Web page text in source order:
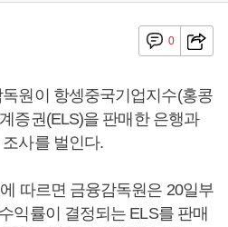
0
원이 항셍중국기업지수(홍콩
증권(ELS)을 판매한 은행과
사를 벌인다.
따르면 금융감독원은 20일부
익률이 결정되는 ELS를 판매